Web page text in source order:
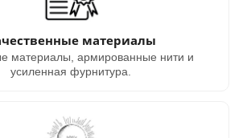
материалы
материалы, армированные нити и
усиленная фурнитура.